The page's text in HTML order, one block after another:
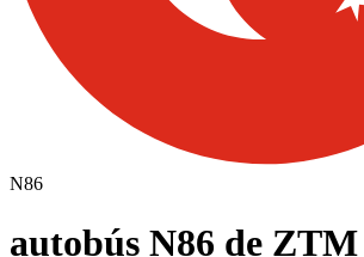
N86
autobús N86 de ZTM